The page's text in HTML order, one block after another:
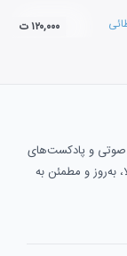
۱۲۰,۰۰۰ ت
صوتی و پادکست‌های
به‌روز و مطمئن به